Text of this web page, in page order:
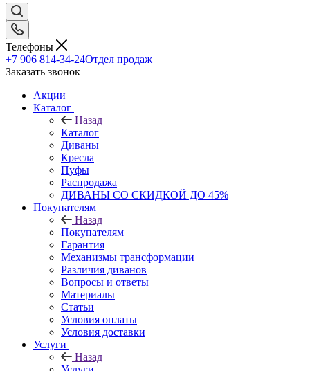
Телефоны
+7 906 814-34-24Отдел продаж
Заказать звонок
Акции
Каталог
Назад
Каталог
Диваны
Кресла
Пуфы
Распродажа
ДИВАНЫ СО СКИДКОЙ ДО 45%
Покупателям
Назад
Покупателям
Гарантия
Механизмы трансформации
Различия диванов
Вопросы и ответы
Материалы
Статьи
Условия оплаты
Условия доставки
Услуги
Назад